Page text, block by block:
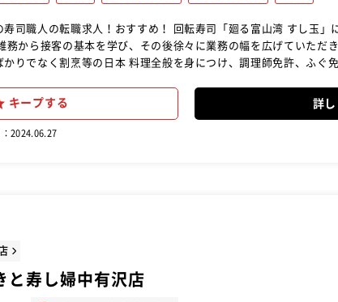
め！ 回転寿司「廻る富山湾 すし玉」にて寿司料理全般の調理見習い
務から接客の基本を学び、その後徐々に業務の幅を広げていただ
りでなく割烹等の日本 料理全般を身につけ、調理師免許、ふぐ
な上位入賞者が 出ています。●２０１６年全国４位、２０１７年全
キープする 詳
2024.06.27
と寿し婦中有沢店